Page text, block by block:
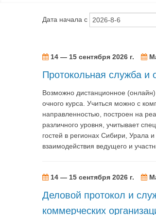
Дата начала с
14 — 15 сентября 2026 г.
Протокольная служба и
Возможно дистанционное
очного курса. Учиться можно с
направленностью, построен на
различного уровня, учитывает
гостей в регионах Сибири, Урала
взаимодействия ведущего и
14 — 15 сентября 2026 г.
Деловой протокол и
коммерческих